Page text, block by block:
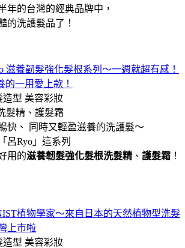
年的台灣的經典品牌中，
的洗護髮品了！
滋養韌髮強化髮根系列～一週就超有感！
一用愛上款！
造型 美容彩妝
快、 同時又輕盈滋養的洗護髮～
呂Ryo」這系列
用的滋養韌髮強化髮根洗髮精 、 護髮霜 ！
植物學家～來自日本的天然植物型洗髮
上市啦
造型 美容彩妝